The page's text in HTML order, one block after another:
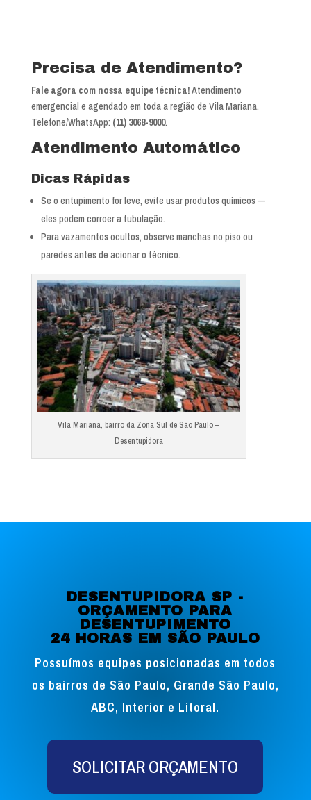
Precisa de Atendimento?
Fale agora com nossa equipe técnica!Atendimento
emergencial e agendado em toda a região de Vila Mariana.
Telefone/WhatsApp: (11) 3068-9000.
Atendimento Automático
Dicas Rápidas
Se o entupimento for leve, evite usar produtos químicos —
eles podem corroer a tubulação.
Para vazamentos ocultos, observe manchas no piso ou
paredes antes de acionar o técnico.
Vila Mariana, bairro da Zona Sul de São Paulo –
Desentupidora
DESENTUPIDORA SP -
ORÇAMENTO PARA
DESENTUPIMENTO
24 HORAS EM SÃO PAULO
Possuímos equipes posicionadas em todos
os bairros de São Paulo, Grande São Paulo,
ABC, Interior e Litoral.
SOLICITAR ORÇAMENTO